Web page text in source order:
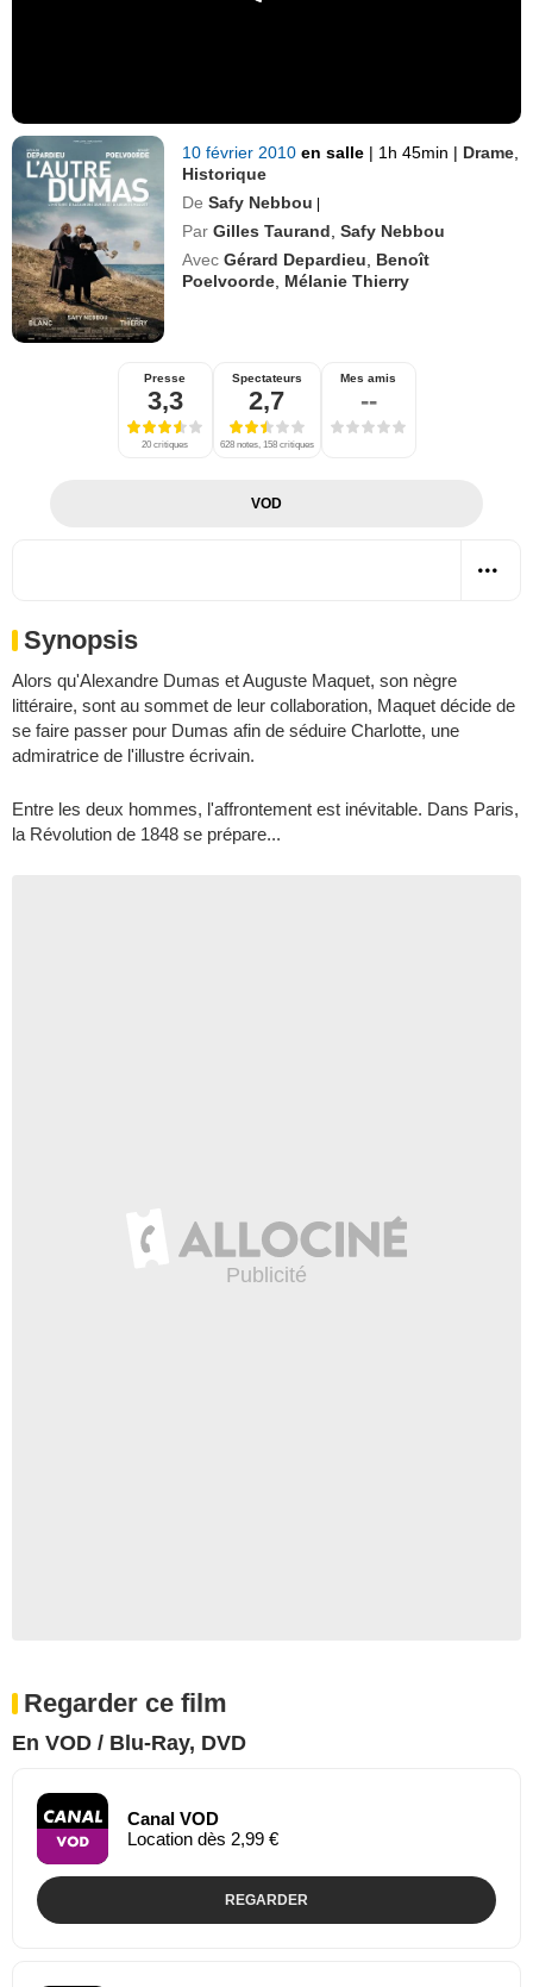
10 février 2010en salle | 1h 45min | Drame
Historique
De Safy Nebbou |
Par Gilles Taurand ,Safy Nebbou
Avec Gérard Depardieu
Benoît
Poelvoorde Mélanie Thierry
Presse
3,3
20 critiques
Spectateurs
2,7
628 notes, 158 critiques
Mes amis
--
VOD
Synopsis
Alors qu'Alexandre Dumas et Auguste Maquet, son nègre
littéraire, sont au sommet de leur collaboration, Maquet décide de
se faire passer pour Dumas afin de séduire Charlotte, une
admiratrice de l'illustre écrivain.
Entre les deux hommes, l'affrontement est inévitable. Dans Paris,
la Révolution de 1848 se prépare...
Regarder ce film
En VOD / Blu-Ray, DVD
Canal VOD
Location dès 2,99 €
REGARDER